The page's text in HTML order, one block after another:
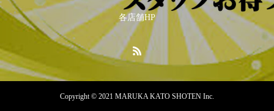
各店舗HP
Copyright © 2021 MARUKA KATO SHOTEN Inc.